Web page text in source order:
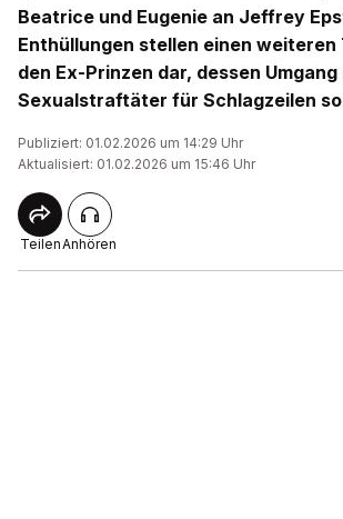
Beatrice und Eugenie an Jeffrey
Enthüllungen stellen einen
den Ex-Prinzen dar, dessen Umgang
Sexualstraftäter für Schlagzeilen
Publiziert: 01.02.2026 um 14:29 Uhr
Aktualisiert: 01.02.2026 um 15:46 Uhr
TeilenAnhören